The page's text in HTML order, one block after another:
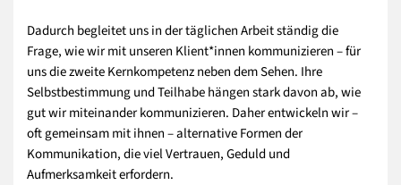
Dadurch begleitet uns in der täglichen Arbeit ständig die
Frage, wie wir mit unseren Klient*innen kommunizieren – für
uns die zweite Kernkompetenz neben dem Sehen. Ihre
Selbstbestimmung und Teilhabe hängen stark davon ab, wie
gut wir miteinander kommunizieren. Daher entwickeln wir –
oft gemeinsam mit ihnen – alternative Formen der
Kommunikation, die viel Vertrauen, Geduld und
Aufmerksamkeit erfordern.